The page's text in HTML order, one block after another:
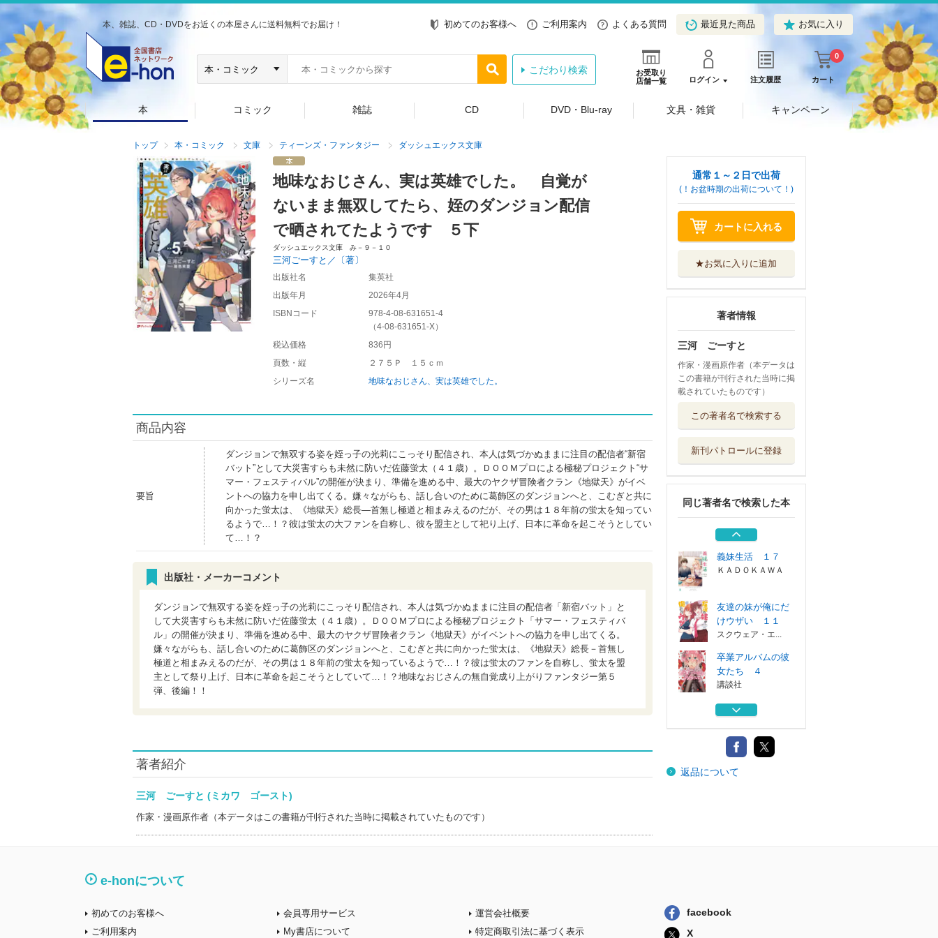
本、雑誌、CD・DVDをお近くの本屋さんに送料無料でお届け！ 初めてのお客様へ ご利用案内 よくある質問 最近見た商品 お気に入り
お受取り
店舗一覧
ログイン 注文履歴 カート
0
こだわり検索
本 コミック 雑誌 CD DVD・Blu-ray 文具・雑貨 キャンペーン
トップ 本・コミック 文庫 ティーンズ・ファンタジー ダッシュエックス文庫
地味なおじさん、実は英雄でした。 自覚が
ないまま無双してたら、姪のダンジョン配信
で晒されてたようです ５下
ダッシュエックス文庫 み－９－１０
三河ごーすと／〔著〕
出版社名
集英社
出版年月
2026年4月
ISBNコード
978-4-08-631651-4
（4-08-631651-X）
税込価格
836円
頁数・縦
２７５Ｐ １５ｃｍ
シリーズ名
地味なおじさん、実は英雄でした。
商品内容
要旨
ダンジョンで無双する姿を姪っ子の光莉にこっそり配信され、本人は気づかぬままに注目の配信者“新宿
バット”として大災害すらも未然に防いだ佐藤蛍太（４１歳）。ＤＯＯＭプロによる極秘プロジェクト“サ
マー・フェスティバル”の開催が決まり、準備を進める中、最大のヤクザ冒険者クラン《地獄天》がイベ
ントへの協力を申し出てくる。嫌々ながらも、話し合いのために葛飾区のダンジョンへと、こむぎと共に
向かった蛍太は、《地獄天》総長―首無し極道と相まみえるのだが、その男は１８年前の蛍太を知ってい
るようで…！？彼は蛍太の大ファンを自称し、彼を盟主として祀り上げ、日本に革命を起こそうとしてい
て…！？
出版社・メーカーコメント
ダンジョンで無双する姿を姪っ子の光莉にこっそり配信され、本人は気づかぬままに注目の配信者「新宿バット」と
して大災害すらも未然に防いだ佐藤蛍太（４１歳）。ＤＯＯＭプロによる極秘プロジェクト「サマー・フェスティバ
ル」の開催が決まり、準備を進める中、最大のヤクザ冒険者クラン《地獄天》がイベントへの協力を申し出てくる。
嫌々ながらも、話し合いのために葛飾区のダンジョンへと、こむぎと共に向かった蛍太は、《地獄天》総長－首無し
極道と相まみえるのだが、その男は１８年前の蛍太を知っているようで…！？彼は蛍太のファンを自称し、蛍太を盟
主として祭り上げ、日本に革命を起こそうとしていて…！？地味なおじさんの無自覚成り上がりファンタジー第５
弾、後編！！
著者紹介
三河 ごーすと (ミカワ ゴースト)
作家・漫画原作者（本データはこの書籍が刊行された当時に掲載されていたものです）
通常１～２日で出荷
(！お盆時期の出荷について！)
カートに入れる
★お気に入りに追加
著者情報
三河 ごーすと
作家・漫画原作者（本データは
この書籍が刊行された当時に掲
載されていたものです）
この著者名で検索する
新刊パトロールに登録
同じ著者名で検索した本
けウザい １１
卒業アルバムの彼
講談社
地味なおじさん、
実は英雄でした...
集英社
義妹生活 １７
ＫＡＤＯＫＡＷＡ
友達の妹が俺にだ
けウザい １１
スクウェア・エ...
卒業アルバムの彼
女たち ４
講談社
地味なおじさん、
集英社
義妹生活 １７
ＫＡＤＯＫＡＷＡ
地味なおじさん、
返品について
e-honについて
初めてのお客様へ
ご利用案内
会員専用サービス
My書店について
運営会社概要
特定商取引法に基づく表示
facebook
X